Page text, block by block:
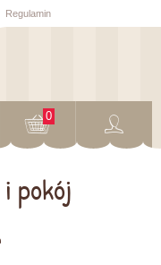
Regulamin
0
pokój